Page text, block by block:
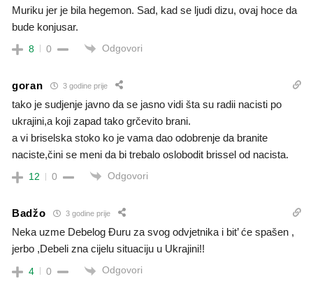
Muriku jer je bila hegemon. Sad, kad se ljudi dizu, ovaj hoce da
bude konjusar.
8 0 Odgovori
goran 3 godine prije
tako je sudjenje javno da se jasno vidi šta su radii nacisti po
ukrajini,a koji zapad tako grčevito brani.
a vi briselska stoko ko je vama dao odobrenje da branite
naciste,čini se meni da bi trebalo oslobodit brissel od nacista.
12 0 Odgovori
Badžo 3 godine prije
Neka uzme Debelog Đuru za svog odvjetnika i bit’ će spašen ,
jerbo ,Debeli zna cijelu situaciju u Ukrajini!!
4 0 Odgovori